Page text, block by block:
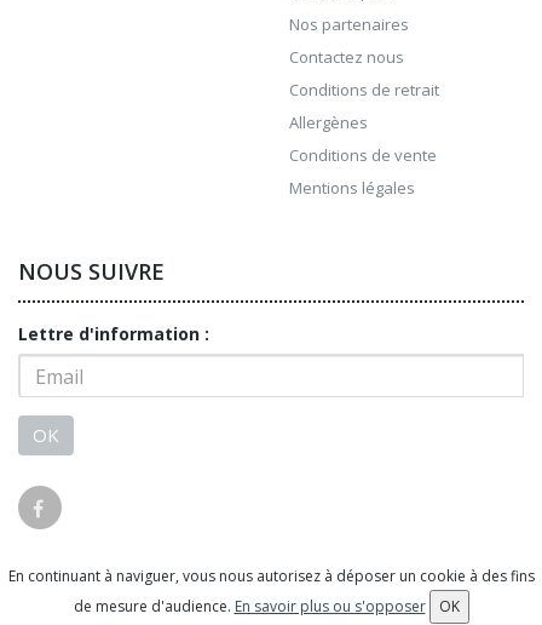
Nos partenaires
Contactez nous
Conditions de retrait
Allergènes
Conditions de vente
Mentions légales
NOUS SUIVRE
Lettre d'information :
OK
© 2026 - LogicielSaasFood - Logiciel de gestion de
commande sur internet et en magasin
En continuant à naviguer, vous nous autorisez à déposer un cookie à des fins
de mesure d'audience. En savoir plus ou s'opposer OK